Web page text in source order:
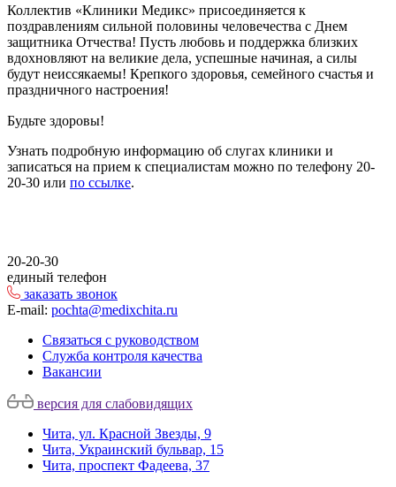
Коллектив «Клиники Медикс» присоединяется к
поздравлениям сильной половины человечества с Днем
защитника Отчества! Пусть любовь и поддержка близких
вдохновляют на великие дела, успешные начиная, а силы
будут неиссякаемы! Крепкого здоровья, семейного счастья и
праздничного настроения!
Будьте здоровы!⠀
Узнать подробную информацию об слугах клиники и
записаться на прием к специалистам можно по телефону 20-
20-30 или по ссылке.
20-20-30
единый телефон
заказать звонок
E-mail: pochta@medixchita.ru
Связаться с руководством
Служба контроля качества
Вакансии
версия для слабовидящих
Чита, ул. Красной Звезды, 9
Чита, Украинский бульвар, 15
Чита, проспект Фадеева, 37